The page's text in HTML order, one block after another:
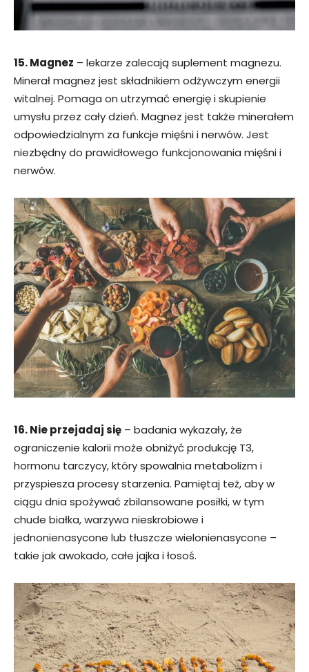
15. Magnez – lekarze zalecają suplement magnezu.
Minerał magnez jest składnikiem odżywczym energii
witalnej. Pomaga on utrzymać energię i skupienie
umysłu przez cały dzień. Magnez jest także minerałem
odpowiedzialnym za funkcje mięśni i nerwów. Jest
niezbędny do prawidłowego funkcjonowania mięśni i
nerwów.
16. Nie przejadaj się – badania wykazały, że
ograniczenie kalorii może obniżyć produkcję T3,
hormonu tarczycy, który spowalnia metabolizm i
przyspiesza procesy starzenia. Pamiętaj też, aby w
ciągu dnia spożywać zbilansowane posiłki, w tym
chude białka, warzywa nieskrobiowe i
jednonienasycone lub tłuszcze wielonienasycone –
takie jak awokado, całe jajka i łosoś.